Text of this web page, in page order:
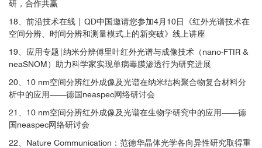
研，合作共赢
18、前沿技术在线 | QD中国邀请您参加4月10日《红外光谱技术在
空间分辨、时间分辨和测量模式上的新突破》线上讲座
19、应用专题|纳米分辨傅里叶红外光谱与成像技术（nano-FTIR &
neaSNOM）助力科学家实现单病毒膜渗透行为研究进展
20、10 nm空间分辨红外成像及光谱在纳米结构聚合物复合材料分
析中的应用——德国neaspec网络研讨会
21、10 nm空间分辨红外成像及光谱在生物学研究中的应用——德
国neaspec网络研讨会
22、Nature Communication：范德华晶体光学各向异性研究取得重